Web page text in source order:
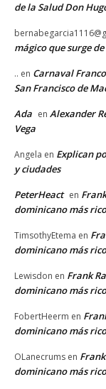
de la Salud Don
mágico que surge
.. en Carnaval
San Francisco de
Ada en Alexander
Vega
Angela en Explican
y ciudades
PeterHeact en
dominicano más
TimsothyEtema en
dominicano más
Lewisdon en Frank
dominicano más
FobertHeerm en
dominicano más
OLanecrums en
dominicano más